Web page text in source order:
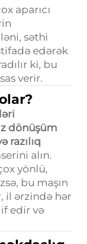
aparıcı
səthi
edərək
ki, bu
verir.
dönüşüm
razılıq
alın.
yönlü,
bu maşın
il ərzində hər
edir və